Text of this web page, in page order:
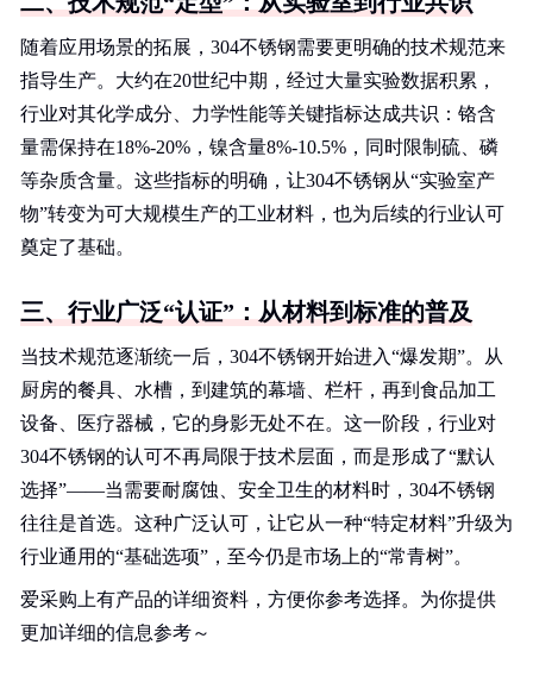
随着应用场景的拓展，304不锈钢需要更明确的技术规范来
指导生产。大约在20世纪中期，经过大量实验数据积累，
行业对其化学成分、力学性能等关键指标达成共识：铬含
量需保持在18%-20%，镍含量8%-10.5%，同时限制硫、磷
等杂质含量。这些指标的明确，让304不锈钢从“实验室产
物”转变为可大规模生产的工业材料，也为后续的行业认可
奠定了基础。
三、行业广泛“认证”：从材料到标准的普及
当技术规范逐渐统一后，304不锈钢开始进入“爆发期”。从
厨房的餐具、水槽，到建筑的幕墙、栏杆，再到食品加工
设备、医疗器械，它的身影无处不在。这一阶段，行业对
304不锈钢的认可不再局限于技术层面，而是形成了“默认
选择”——当需要耐腐蚀、安全卫生的材料时，304不锈钢
往往是首选。这种广泛认可，让它从一种“特定材料”升级为
行业通用的“基础选项”，至今仍是市场上的“常青树”。
爱采购上有产品的详细资料，方便你参考选择。为你提供
更加详细的信息参考～